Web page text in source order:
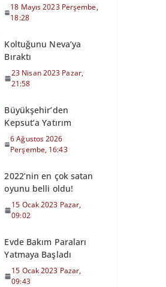
18 Mayıs 2023 Perşembe,
18:28
Koltuğunu Neva’ya
Bıraktı
23 Nisan 2023 Pazar,
21:58
Büyükşehir’den
Kepsut’a Yatırım
6 Ağustos 2026
Perşembe, 16:43
2022’nin en çok satan
oyunu belli oldu!
15 Ocak 2023 Pazar,
09:02
Evde Bakım Paraları
Yatmaya Başladı
15 Ocak 2023 Pazar,
09:43